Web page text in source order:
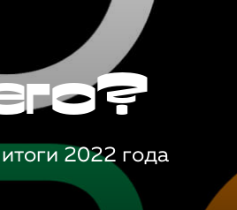
2022 года